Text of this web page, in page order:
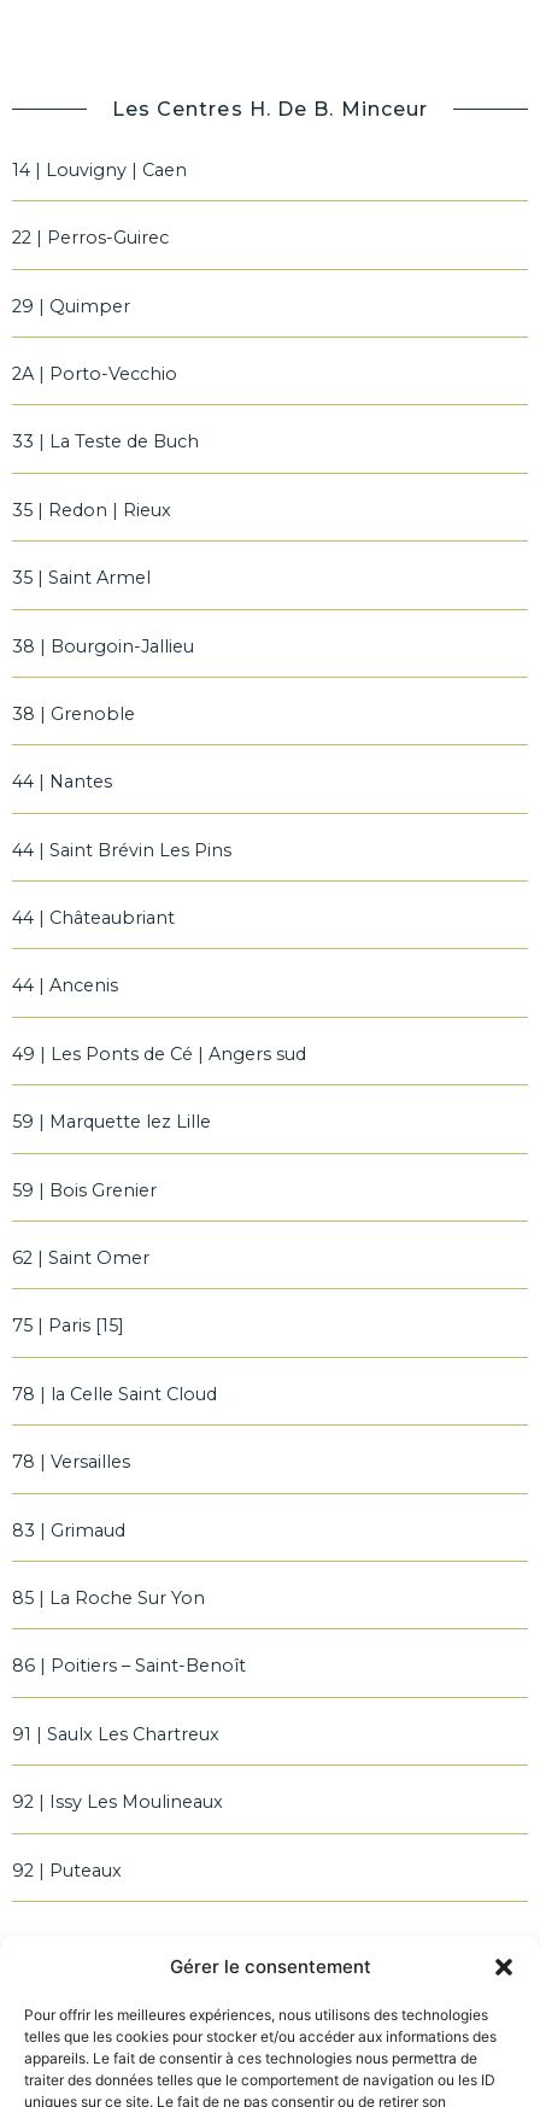
Gérer le consentement
Pour offrir les meilleures expériences, nous utilisons des technologies
telles que les cookies pour stocker et/ou accéder aux informations des
appareils. Le fait de consentir à ces technologies nous permettra de
traiter des données telles que le comportement de navigation ou les ID
uniques sur ce site. Le fait de ne pas consentir ou de retirer son
Les Centres H. De B. Minceur
14 | Louvigny | Caen
22 | Perros-Guirec
29 | Quimper
2A | Porto-Vecchio
33 | La Teste de Buch
35 | Redon | Rieux
35 | Saint Armel
38 | Bourgoin-Jallieu
38 | Grenoble
44 | Nantes
44 | Saint Brévin Les Pins
44 | Châteaubriant
44 | Ancenis
49 | Les Ponts de Cé | Angers sud
59 | Marquette lez Lille
59 | Bois Grenier
62 | Saint Omer
75 | Paris [15]
78 | la Celle Saint Cloud
78 | Versailles
83 | Grimaud
85 | La Roche Sur Yon
86 | Poitiers – Saint-Benoît
91 | Saulx Les Chartreux
92 | Issy Les Moulineaux
92 | Puteaux
Une méthode naturelle